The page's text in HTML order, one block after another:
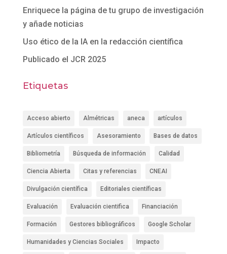
Enriquece la página de tu grupo de investigación
y añade noticias
Uso ético de la IA en la redacción científica
Publicado el JCR 2025
Etiquetas
Acceso abierto Almétricas aneca artículos
Artículos científicos Asesoramiento Bases de datos
Bibliometría Búsqueda de información Calidad
Ciencia Abierta Citas y referencias CNEAI
Divulgación científica Editoriales científicas
Evaluación Evaluación cientifica Financiación
Formación Gestores bibliográficos Google Scholar
Humanidades y Ciencias Sociales Impacto